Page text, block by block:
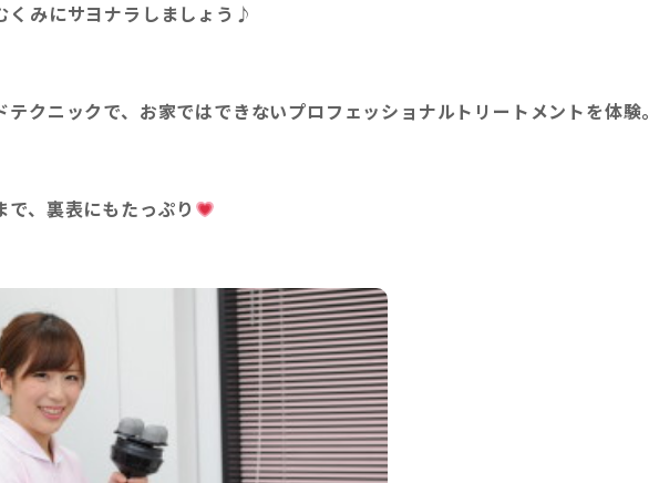
くみにサヨナラしましょう♪
クニックで、お家ではできないプロフェッショナルトリートメントを体験。
、裏表にもたっぷり